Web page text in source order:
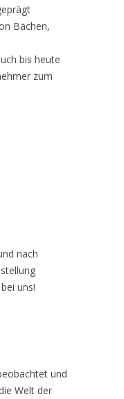
Bächen,
bis heute
zum
nach
uns!
und
Welt der